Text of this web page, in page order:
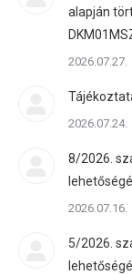
alapján
2026.07.27.
2026.07.24.
8/2026.
2026.07.16.
5/2026.